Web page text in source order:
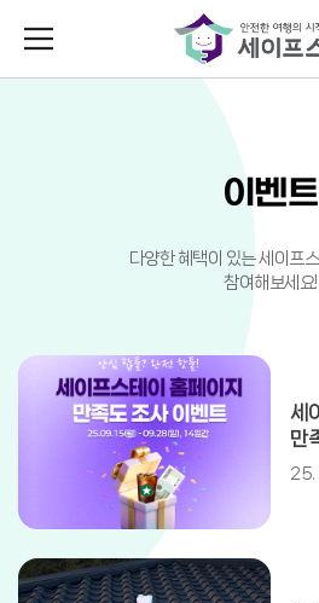
민박업소 인허가
검색
민박업소의 상세정보를
확인해보세요!
민박업소 안내
이 통계
커뮤니티
이벤트
다양한 혜택이 있는 세이프
참여해보세요!
세
만
25.